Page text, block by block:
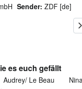
Sender: ZDF [de]
es euch gefällt
Audrey/ Le Beau